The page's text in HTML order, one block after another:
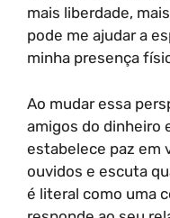
mais liberdade,
pode me ajudar a
minha presença
Ao mudar essa
amigos do dinheiro
estabelece paz em
ouvidos e escuta
é literal como uma